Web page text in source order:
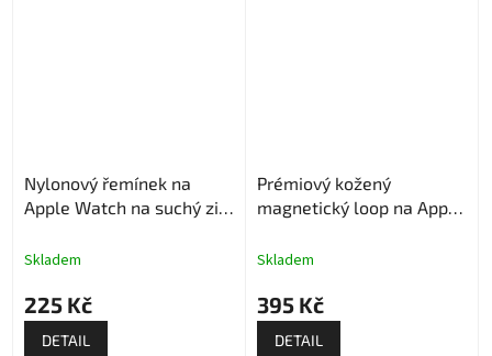
Nylonový řemínek na
Apple Watch na suchý zip
Skladem
225 Kč
DETAIL
Prémiový kožený
magnetický loop na Apple
Skladem
395 Kč
DETAIL